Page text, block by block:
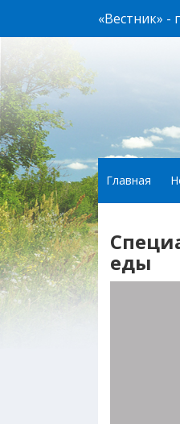
«Вестник» -
Главная
еды